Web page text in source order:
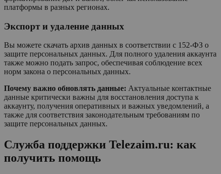
платформы в разных регионах.
Экспорт и удаление данных
Вы можете скачать архив данных в соответствии с 152-ФЗ о
защите персональных данных. Для полного удаления аккаунта
также можно подать запрос, обеспечивая соблюдение всех
норм закона о персональных данных.
Почему важно обновлять данные: Актуальные контактные
данные критически важны для восстановления доступа к
аккаунту, получения оперативных и важных уведомлений, а
также для соответствия законодательным требованиям по
защите персональных данных.
Служба поддержки Telezaim.ru: как
получить помощь